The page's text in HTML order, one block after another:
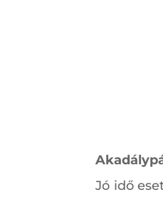
Jó idő